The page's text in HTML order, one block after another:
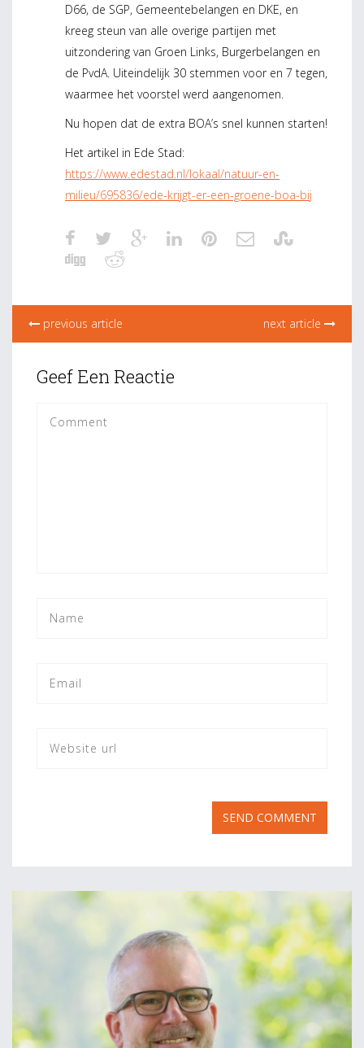
D66, de SGP, Gemeentebelangen en DKE, en
kreeg steun van alle overige partijen met
uitzondering van Groen Links, Burgerbelangen en
de PvdA. Uiteindelijk 30 stemmen voor en 7 tegen,
waarmee het voorstel werd aangenomen.
Nu hopen dat de extra BOA’s snel kunnen starten!
Het artikel in Ede Stad:
https://www.edestad.nl/lokaal/natuur-en-
milieu/695836/ede-krijgt-er-een-groene-boa-bij
previous article next article
Geef Een Reactie